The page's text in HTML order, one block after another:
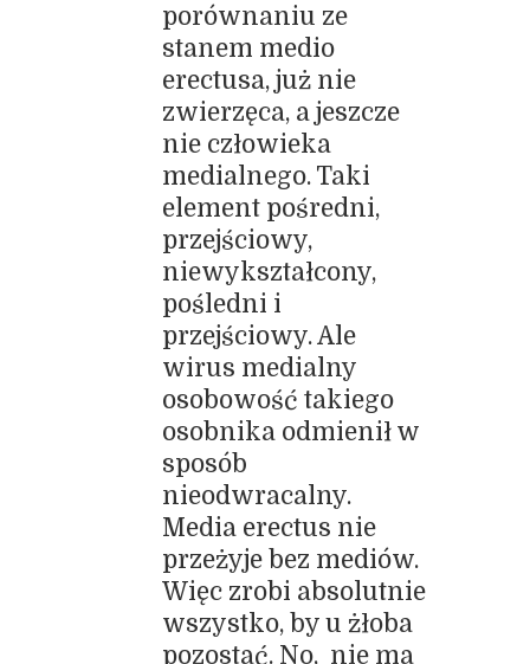
porównaniu ze
stanem medio
erectusa, już nie
zwierzęca, a jeszcze
nie człowieka
medialnego. Taki
element pośredni,
przejściowy,
niewykształcony,
pośledni i
przejściowy. Ale
wirus medialny
osobowość takiego
osobnika odmienił w
sposób
nieodwracalny.
Media erectus nie
przeżyje bez mediów.
Więc zrobi absolutnie
wszystko, by u żłoba
pozostać. No, nie ma